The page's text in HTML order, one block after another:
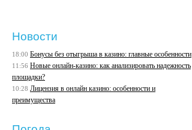
Новости
18:00 Бонусы без отыгрыша в казино: главные особенности
11:56 Новые онлайн-казино: как анализировать надежность
площадки?
10:28 Лицензия в онлайн казино: особенности и
преимущества